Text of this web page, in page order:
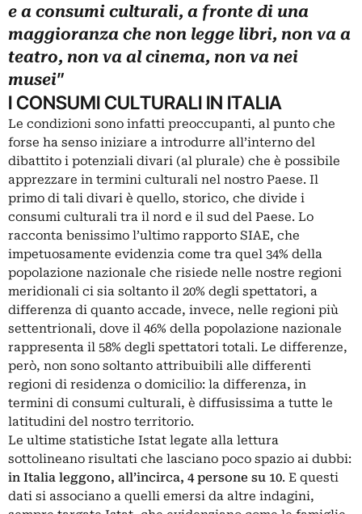
e a consumi culturali, a fronte di una
maggioranza che non legge libri, non va a
teatro, non va al cinema, non va nei
musei”
I CONSUMI CULTURALI IN ITALIA
Le condizioni sono infatti preoccupanti, al punto che
forse ha senso iniziare a introdurre all’interno del
dibattito i potenziali divari (al plurale) che è possibile
apprezzare in termini culturali nel nostro Paese. Il
primo di tali divari è quello, storico, che divide i
consumi culturali tra il nord e il sud del Paese. Lo
racconta benissimo l’ultimo rapporto SIAE, che
impetuosamente evidenzia come tra quel 34% della
popolazione nazionale che risiede nelle nostre regioni
meridionali ci sia soltanto il 20% degli spettatori, a
differenza di quanto accade, invece, nelle regioni più
settentrionali, dove il 46% della popolazione nazionale
rappresenta il 58% degli spettatori totali. Le differenze,
però, non sono soltanto attribuibili alle differenti
regioni di residenza o domicilio: la differenza, in
termini di consumi culturali, è diffusissima a tutte le
latitudini del nostro territorio.
Le ultime statistiche Istat legate alla lettura
sottolineano risultati che lasciano poco spazio ai dubbi:
in Italia leggono, all’incirca, 4 persone su 10. E questi
dati si associano a quelli emersi da altre indagini,